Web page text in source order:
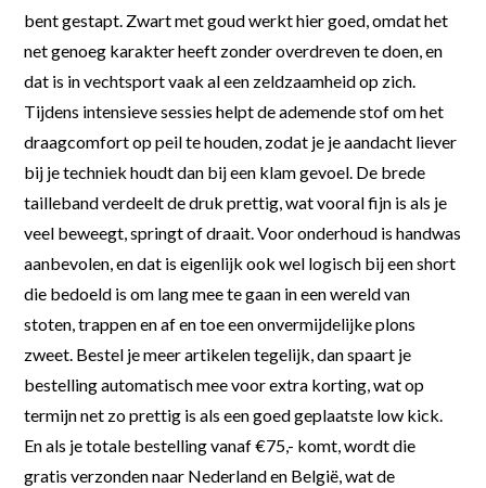
bent gestapt. Zwart met goud werkt hier goed, omdat het
net genoeg karakter heeft zonder overdreven te doen, en
dat is in vechtsport vaak al een zeldzaamheid op zich.
Tijdens intensieve sessies helpt de ademende stof om het
draagcomfort op peil te houden, zodat je je aandacht liever
bij je techniek houdt dan bij een klam gevoel. De brede
tailleband verdeelt de druk prettig, wat vooral fijn is als je
veel beweegt, springt of draait. Voor onderhoud is handwas
aanbevolen, en dat is eigenlijk ook wel logisch bij een short
die bedoeld is om lang mee te gaan in een wereld van
stoten, trappen en af en toe een onvermijdelijke plons
zweet. Bestel je meer artikelen tegelijk, dan spaart je
bestelling automatisch mee voor extra korting, wat op
termijn net zo prettig is als een goed geplaatste low kick.
En als je totale bestelling vanaf €75,- komt, wordt die
gratis verzonden naar Nederland en België, wat de